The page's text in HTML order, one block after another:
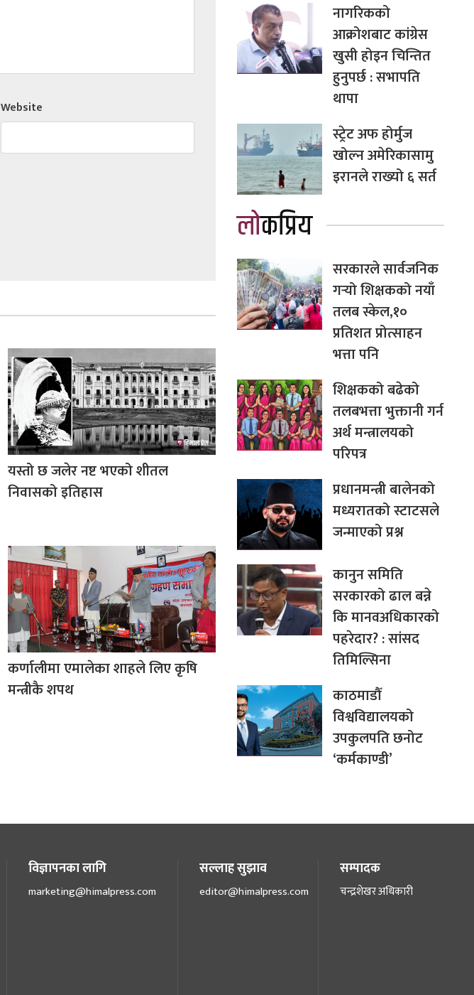
Website
यस्तो छ जलेर नष्ट भएको शीतल
निवासको इतिहास
कर्णालीमा एमालेका शाहले लिए कृषि
मन्त्रीकै शपथ
नागरिकको
आक्रोशबाट कांग्रेस
खुसी होइन चिन्तित
हुनुपर्छ : सभापति
थापा
स्ट्रेट अफ होर्मुज
खोल्न अमेरिकासामु
इरानले राख्यो ६ सर्त
लोकप्रिय
सरकारले सार्वजनिक
गर्‍यो शिक्षकको नयाँ
तलब स्केल,१०
प्रतिशत प्रोत्साहन
भत्ता पनि
शिक्षकको बढेको
तलबभत्ता भुक्तानी गर्न
अर्थ मन्त्रालयको
परिपत्र
प्रधानमन्त्री बालेनको
मध्यरातको स्टाटसले
जन्माएको प्रश्न
कानुन समिति
सरकारको ढाल बन्ने
कि मानवअधिकारको
पहरेदार? : सांसद
तिमिल्सिना
काठमाडौँ
विश्वविद्यालयको
उपकुलपति छनोट
‘कर्मकाण्डी’
विज्ञापनका लागि
marketing@himalpress.com
सल्लाह सुझाव
editor@himalpress.com
सम्पादक
चन्द्रशेखर अधिकारी